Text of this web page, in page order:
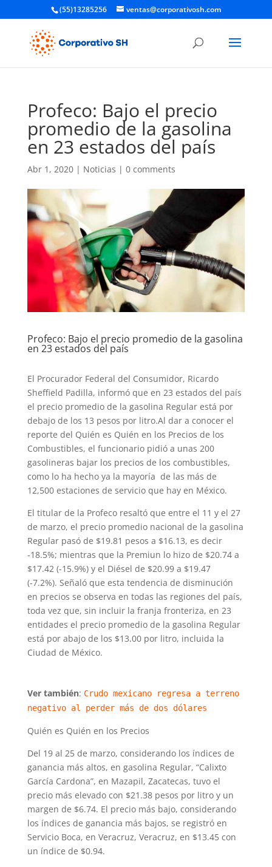
(55)13285256 ventas@corporativosh.com
Profeco: Bajo el precio
promedio de la gasolina
en 23 estados del país
Abr 1, 2020| Noticias | 0 comments
Profeco: Bajo el precio promedio de la gasolina
en 23 estados del país
El Procurador Federal del Consumidor, Ricardo
Sheffield Padilla, informó que en 23 estados del país
el precio promedio de la gasolina Regular está por
debajo de los 13 pesos por litro.Al dar a conocer el
reporte del Quién es Quién en los Precios de los
Combustibles, el funcionario pidió a unas 200
gasolineras bajar los precios de los combustibles,
como lo ha hecho ya la mayoría de las más de
12,500 estaciones de servicio que hay en México.
El titular de la Profeco resaltó que entre el 11 y el 27
de marzo, el precio promedio nacional de la gasolina
Regular pasó de $19.81 pesos a $16.13, es decir
-18.5%; mientras que la Premiun lo hizo de $20.74 a
$17.42 (-15.9%) y el Diésel de $20.99 a $19.47
(-7.2%). Señaló que esta tendencia de disminución
en precios se observa en todas las regiones del país,
toda vez que, sin incluir la franja fronteriza, en 23
entidades el precio promedio de la gasolina Regular
está por abajo de los $13.00 por litro, incluida la
Ciudad de México.
Ver también: Crudo mexicano regresa a terreno
negativo al perder más de dos dólares
Quién es Quién en los Precios
Del 19 al 25 de marzo, considerando los índices de
ganancia más altos, en gasolina Regular, “Calixto
García Cardona”, en Mazapil, Zacatecas, tuvo el
precio más elevado con $21.38 pesos por litro y un
margen de $6.74. El precio más bajo, considerando
los índices de ganancia más bajos, se registró en
Servicio Boca, en Veracruz, Veracruz, en $13.45 con
un índice de $0.94.